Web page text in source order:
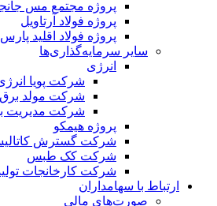
پروژه مجتمع مس
پروژه فولاد آرتاویل
پروژه فولاد اقلید پارس
سایر سرمایه‌گذاری‌ها
انرژی
شرکت پویا
شرکت مولد برق
شرکت مدیریت
پروژه هیمکو
شرکت گسترش
شرکت کک طبس
شرکت کارخانجات
ارتباط با سهامداران
صورت‌های مالی